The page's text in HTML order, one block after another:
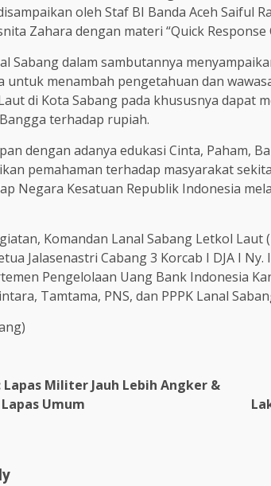
oleh Staf BI Banda Aceh Saiful
Zahara dengan materi “Quick
Sabang dalam sambutannya
untuk menambah pengetahuan dan
di Kota Sabang pada khususnya dapat
terhadap rupiah.
dengan adanya edukasi Cinta, Paham,
pemahaman terhadap masyarakat
Negara Kesatuan Republik Indonesia
Komandan Lanal Sabang Letkol Laut
Jalasenastri Cabang 3 Korcab I DJA I
Pengelolaan Uang Bank Indonesia
Tamtama, PNS, dan PPPK Lanal
Militer Jauh Lebih Angker &
Umum